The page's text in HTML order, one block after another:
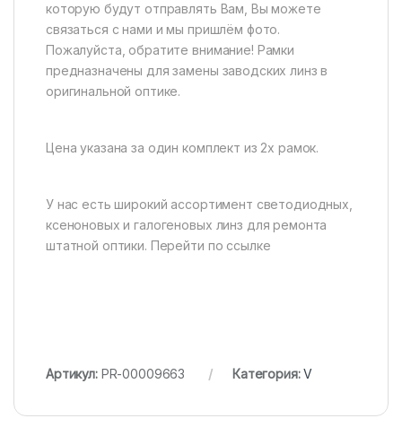
которую будут отправлять Вам, Вы можете
связаться с нами и мы пришлём фото.
Пожалуйста, обратите внимание! Рамки
предназначены для замены заводских линз в
оригинальной оптике.
Цена указана за один комплект из 2х рамок.
У нас есть широкий ассортимент светодиодных,
ксеноновых и галогеновых линз для ремонта
штатной оптики. Перейти по ссылке
Артикул: PR-00009663 Категория:V